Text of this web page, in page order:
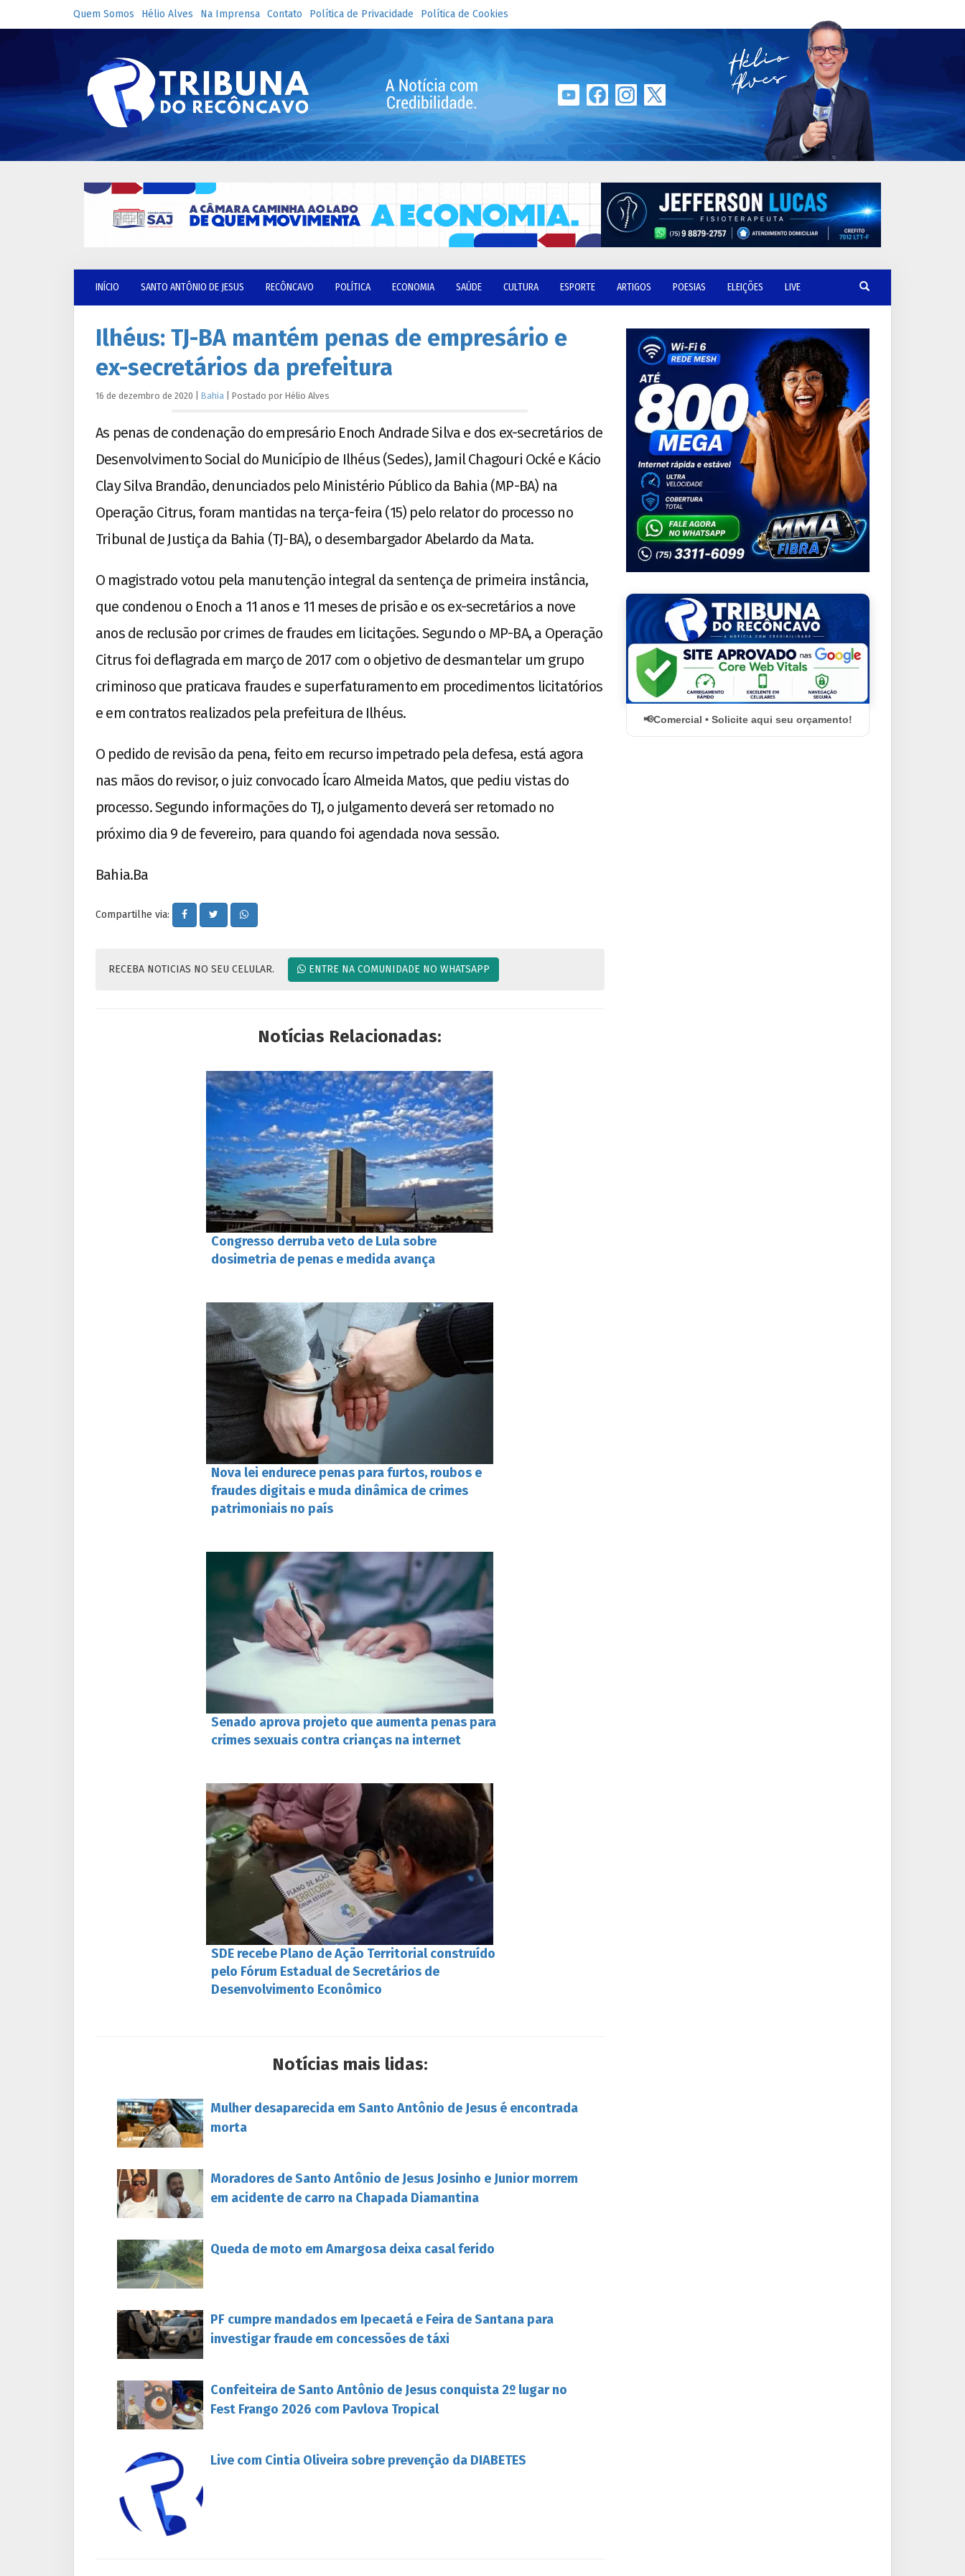
Quem Somos Hélio Alves Na Imprensa Contato Política de Privacidade Política de Cookies
INÍCIO SANTO ANTÔNIO DE JESUS RECÔNCAVO POLÍTICA ECONOMIA SAÚDE CULTURA ESPORTE ARTIGOS POESIAS ELEIÇÕES LIVE
Ilhéus: TJ-BA mantém penas de empresário e
ex-secretários da prefeitura
16 de dezembro de 2020 Bahia Postado por Hélio Alves
As penas de condenação do empresário Enoch Andrade Silva e dos ex-secretários de
Desenvolvimento Social do Município de Ilhéus (Sedes), Jamil Chagouri Ocké e Kácio
Clay Silva Brandão, denunciados pelo Ministério Público da Bahia (MP-BA) na
Operação Citrus, foram mantidas na terça-feira (15) pelo relator do processo no
Tribunal de Justiça da Bahia (TJ-BA), o desembargador Abelardo da Mata.
O magistrado votou pela manutenção integral da sentença de primeira instância,
que condenou o Enoch a 11 anos e 11 meses de prisão e os ex-secretários a nove
anos de reclusão por crimes de fraudes em licitações. Segundo o MP-BA, a Operação
Citrus foi deflagrada em março de 2017 com o objetivo de desmantelar um grupo
criminoso que praticava fraudes e superfaturamento em procedimentos licitatórios
e em contratos realizados pela prefeitura de Ilhéus.
O pedido de revisão da pena, feito em recurso impetrado pela defesa, está agora
nas mãos do revisor, o juiz convocado Ícaro Almeida Matos, que pediu vistas do
processo. Segundo informações do TJ, o julgamento deverá ser retomado no
próximo dia 9 de fevereiro, para quando foi agendada nova sessão.
Bahia.Ba
Compartilhe via:
RECEBA NOTICIAS NO SEU CELULAR. ENTRE NA COMUNIDADE NO WHATSAPP
Notícias Relacionadas:
Congresso derruba veto de Lula sobre
dosimetria de penas e medida avança
Nova lei endurece penas para furtos, roubos e
fraudes digitais e muda dinâmica de crimes
patrimoniais no país
Senado aprova projeto que aumenta penas para
crimes sexuais contra crianças na internet
SDE recebe Plano de Ação Territorial construído
pelo Fórum Estadual de Secretários de
Desenvolvimento Econômico
Notícias mais lidas:
Mulher desaparecida em Santo Antônio de Jesus é encontrada
morta
Moradores de Santo Antônio de Jesus Josinho e Junior morrem
em acidente de carro na Chapada Diamantina
Queda de moto em Amargosa deixa casal ferido
PF cumpre mandados em Ipecaetá e Feira de Santana para
investigar fraude em concessões de táxi
Confeiteira de Santo Antônio de Jesus conquista 2º lugar no
Fest Frango 2026 com Pavlova Tropical
Live com Cintia Oliveira sobre prevenção da DIABETES
Comercial • Solicite aqui seu orçamento!